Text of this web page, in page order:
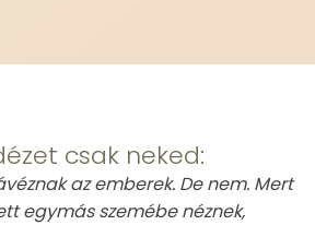
csak neked:
az emberek. De nem. Mert
egymás szemébe néznek,